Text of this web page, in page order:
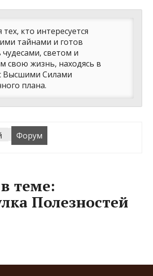
тех, кто интересуется
тайнами и готов
чудесами, светом и
свою жизнь, находясь в
Высшими Силами
плана.
Форум
теме:
Полезностей